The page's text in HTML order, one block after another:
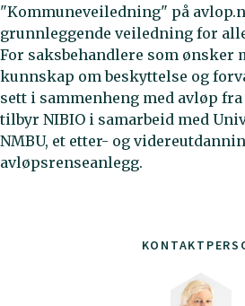
"Kommuneveiledning" på
grunnleggende veiledning for
For saksbehandlere som ønsker
kunnskap om beskyttelse og
sett i sammenheng med avløp
tilbyr NIBIO i samarbeid med
NMBU, et etter- og
avløpsrenseanlegg.